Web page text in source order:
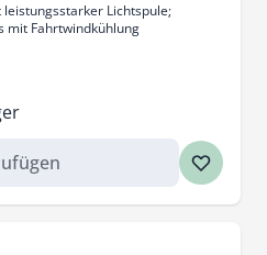
Lichtspule;
mit Fahrtwindkühlung